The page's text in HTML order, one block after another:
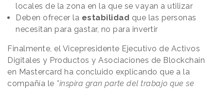
locales de la zona en la que se vayan a utilizar
Deben ofrecer la estabilidad que las personas
necesitan para gastar, no para invertir
Finalmente, el Vicepresidente Ejecutivo de Activos
Digitales y Productos y Asociaciones de Blockchain
en Mastercard ha concluido explicando que a la
compañía le "inspira gran parte del trabajo que se